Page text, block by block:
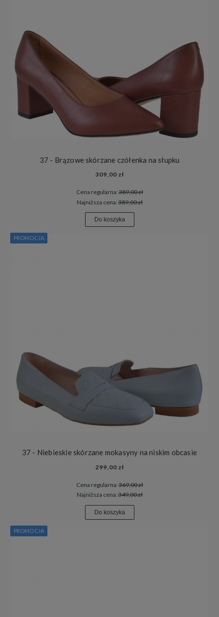
37 - Brązowe skórzane czółenka na słupku
309,00 zł
Cena regularna:389,00 zł
Najniższa cena:389,00 zł
Do koszyka
37 - Niebieskie skórzane mokasyny na niskim obcasie
299,00 zł
Cena regularna:369,00 zł
Najniższa cena:349,00 zł
Do koszyka
PROMOCJA
PROMOCJA